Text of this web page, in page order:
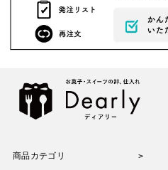
商品カテゴリ